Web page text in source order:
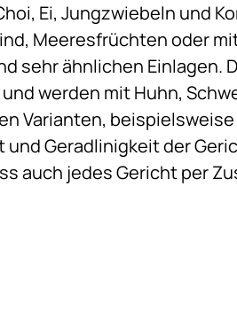
Ei, Jungzwiebeln und
Meeresfrüchten oder
sehr ähnlichen Einlagen.
werden mit Huhn,
Varianten,
Geradlinigkeit der
auch jedes Gericht per